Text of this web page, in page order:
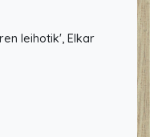
leihotik', Elkar